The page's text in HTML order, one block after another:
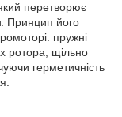
перетворює
Принцип його
пружні
ротора, щільно
герметичність